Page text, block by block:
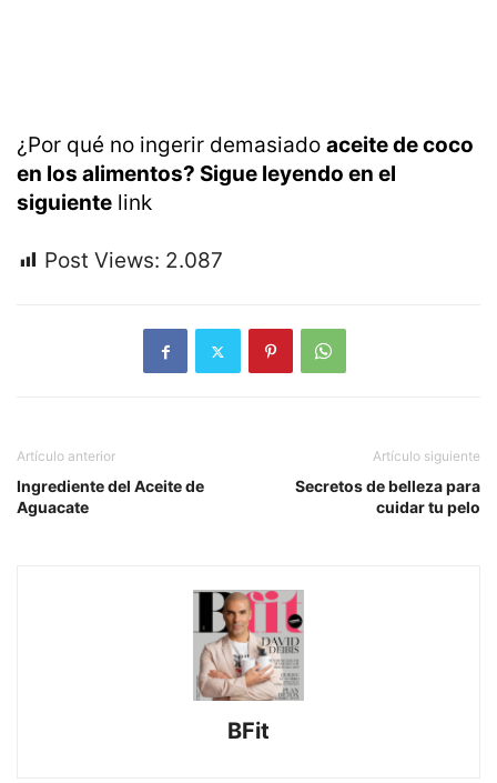
¿Por qué no ingerir demasiado aceite de coco
en los alimentos? Sigue leyendo en el
siguiente link
Post Views: 2.087
Artículo anterior
Ingrediente del Aceite de
Aguacate
Artículo siguiente
Secretos de belleza para
cuidar tu pelo
BFit